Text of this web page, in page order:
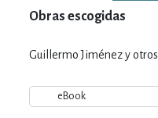
Obras escogidas
Guillermo Jiménez y otros
eBook